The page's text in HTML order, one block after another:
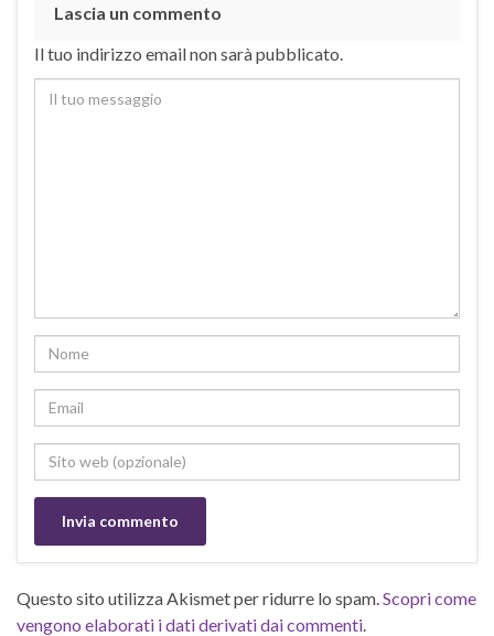
Lascia un commento
Il tuo indirizzo email non sarà pubblicato.
Questo sito utilizza Akismet per ridurre lo spam.Scopri come
vengono elaborati i dati derivati dai commenti.